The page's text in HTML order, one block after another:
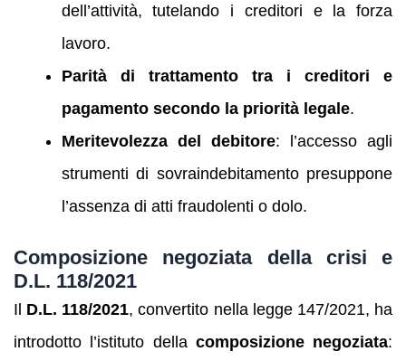
dell’attività, tutelando i creditori e la forza
lavoro.
Parità di trattamento tra i creditori e
pagamento secondo la priorità legale.
Meritevolezza del debitore: l’accesso agli
strumenti di sovraindebitamento presuppone
l’assenza di atti fraudolenti o dolo.
Composizione negoziata della crisi e
D.L. 118/2021
Il D.L. 118/2021, convertito nella legge 147/2021, ha
introdotto l’istituto della composizione negoziata: